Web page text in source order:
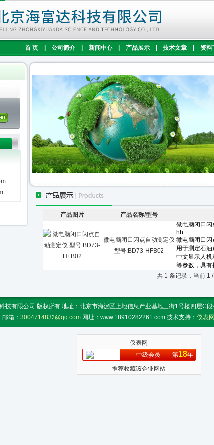
首 页 公司简介 新闻中心 产品展示 技术文章 资料
产品图片 产品名称/型号
微电脑闭口闪点自动测定仪
型号:BD73-HFB02
共 1 条记录，当前
技有限公司 版权所有 地址：北京市海淀区上地信息产业基地三街1号楼四层C
邮箱： 3004714832@qq.com 网址：www.18910282261.com 技术支持： 仪表网
仪表网
中级会员
第18年
推荐收藏该企业网站